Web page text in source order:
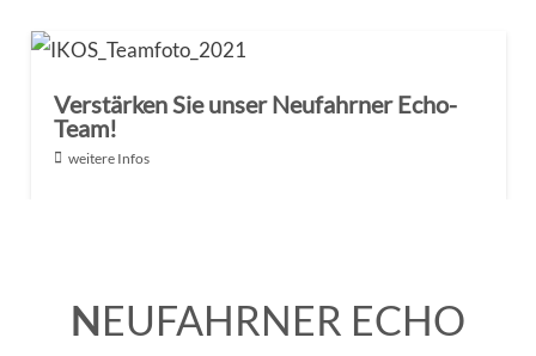
Verstärken Sie unser Neufahrner Echo-
Team!
weitere Infos
NEUFAHRNER ECHO